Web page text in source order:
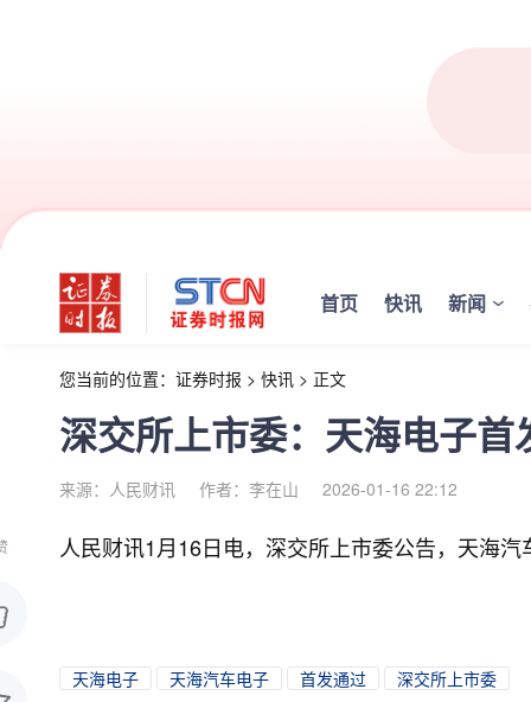
首页 快讯 新闻
您当前的位置： 证券时报 > 快讯 > 正文
深交所上市委：天海电子首
来源：人民财讯 作者：李在山 2026-01-16 22:12
人民财讯1月16日电， 深交所上市委公告，天海汽
天海电子 天海汽车电子 首发通过 深交所上市委